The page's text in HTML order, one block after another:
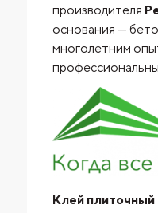
производителя
основания —
многолетним
Клей плиточный